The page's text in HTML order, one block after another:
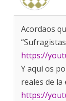
Acordaos
https://
Y aquí os
reales de la
https://